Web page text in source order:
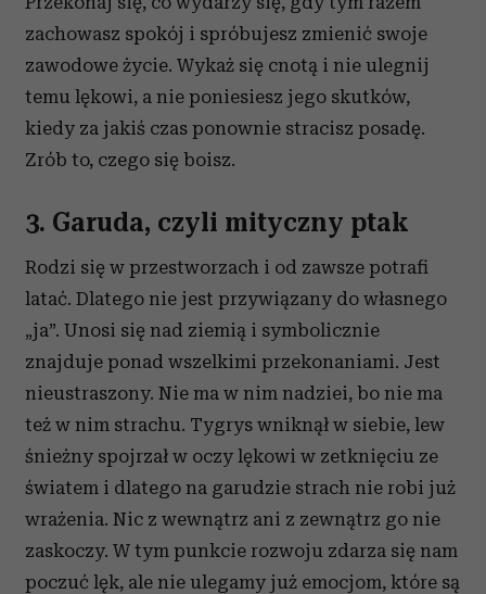
zachowasz spokój i spróbujesz zmienić swoje
zawodowe życie. Wykaż się cnotą i nie ulegnij
temu lękowi, a nie poniesiesz jego skutków,
kiedy za jakiś czas ponownie stracisz posadę.
Zrób to, czego się boisz.
3. Garuda, czyli mityczny ptak
Rodzi się w przestworzach i od zawsze potrafi
latać. Dlatego nie jest przywiązany do własnego
„ja”. Unosi się nad ziemią i symbolicznie
znajduje ponad wszelkimi przekonaniami. Jest
nieustraszony. Nie ma w nim nadziei, bo nie ma
też w nim strachu. Tygrys wniknął w siebie, lew
śnieżny spojrzał w oczy lękowi w zetknięciu ze
światem i dlatego na garudzie strach nie robi już
wrażenia. Nic z wewnątrz ani z zewnątrz go nie
zaskoczy. W tym punkcie rozwoju zdarza się nam
poczuć lęk, ale nie ulegamy już emocjom, które są